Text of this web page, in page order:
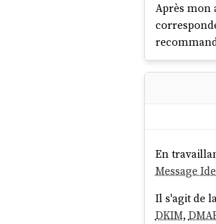
Après mon
En
Message
Il s'agit de
DKIM,